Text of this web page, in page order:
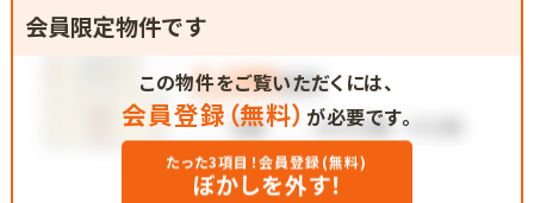
会員限定物件です
この物件をご覧いただくには、
会員登録（無料） が必要です。
たった3項目！会員登録(無料)
ぼかしを外す！